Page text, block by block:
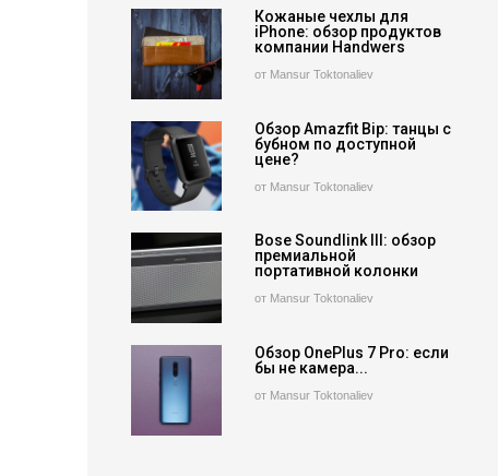
Кожаные чехлы для
iPhone: обзор продуктов
компании Handwers
от Mansur Toktonaliev
Обзор Amazfit Bip: танцы с
бубном по доступной
цене?
от Mansur Toktonaliev
Bose Soundlink III: обзор
премиальной
портативной колонки
от Mansur Toktonaliev
Обзор OnePlus 7 Pro: если
бы не камера...
от Mansur Toktonaliev